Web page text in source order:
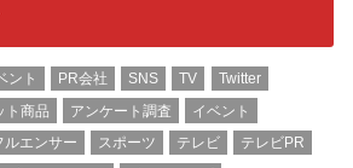
ント PR会社 SNS TV
Twitter
ト商品 アンケート調査
イベント
ルエンサー スポーツ テレビ
テレビPR